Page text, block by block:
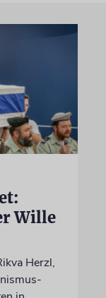
Wille
Herzl,